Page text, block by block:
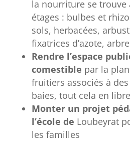
la nourriture se trouve
étages : bulbes et
sols, herbacées,
fixatrices d’azote,
Rendre l’espace
comestible par la
fruitiers associés à
baies, tout cela en
Monter un projet
l’école de Loubeyrat
les familles